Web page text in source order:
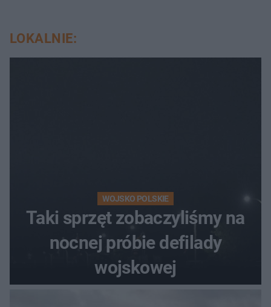
LOKALNIE:
WOJSKO POLSKIE
Taki sprzęt zobaczyliśmy na
nocnej próbie defilady
wojskowej